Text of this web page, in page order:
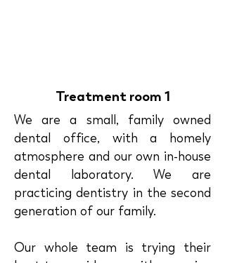
Treatment room 1
We are a small, family owned
dental office, with a homely
atmosphere and our own in-house
dental laboratory. We are
practicing dentistry in the second
generation of our family.
Our whole team is trying their